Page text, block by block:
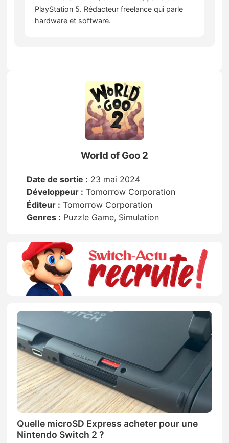
PlayStation 5. Rédacteur freelance qui parle
hardware et software.
World of Goo 2
Date de sortie : 23 mai 2024
Développeur : Tomorrow Corporation
Éditeur : Tomorrow Corporation
Genres : Puzzle Game, Simulation
Quelle microSD Express acheter pour une
Nintendo Switch 2 ?